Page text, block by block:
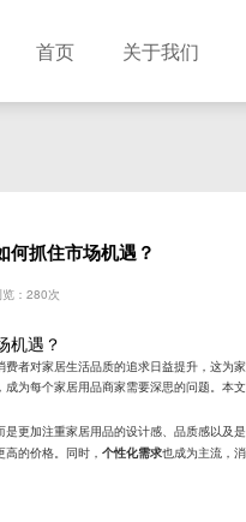
首页 关于我们
何抓住市场机遇？
：280次
机遇？
者对家居生活品质的追求日益提升，这为
为每个家居用品商家需要深思的问题。本
更加注重家居用品的设计感、品质感以及
高的价格。同时，个性化需求也成为主流，